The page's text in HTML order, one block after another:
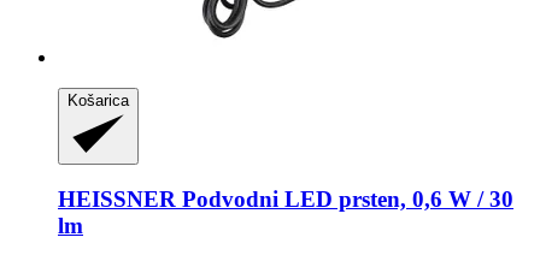
Košarica
HEISSNER Podvodni LED prsten, 0,6 W / 30
lm